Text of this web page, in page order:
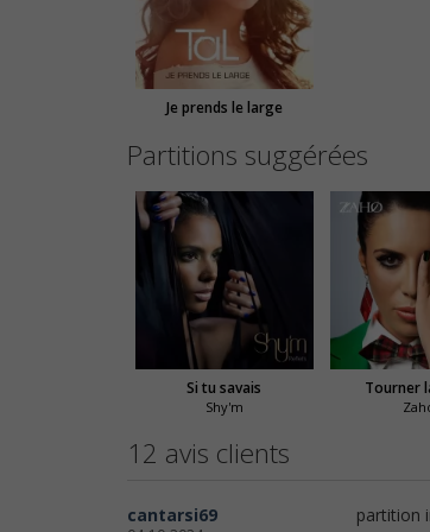
Je prends le large
Partitions suggérées
Si tu savais
Shy'm
Tourner
12 avis clients
cantarsi69 partition